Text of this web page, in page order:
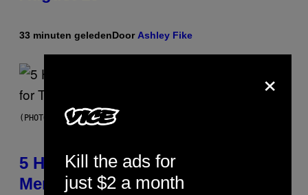
33 minuten geledenDoor Ashley Fike
(PHOTO BY STEVE GRANITZ/WIREIMAGE)
5 Hip-Hop Songs That Are Most
Memorable for Their Classic
×
Kill the ads for
just $2 a month